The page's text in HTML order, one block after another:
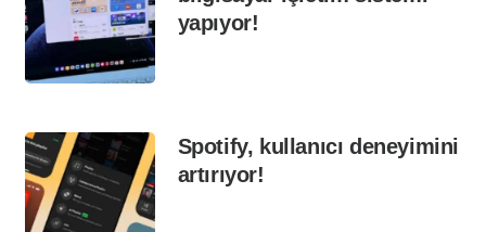
yapıyor!
Spotify, kullanıcı deneyimini
artırıyor!